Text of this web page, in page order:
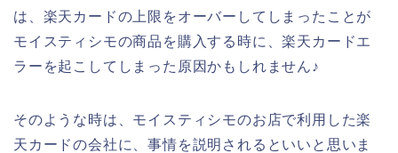
は、楽天カードの上限をオーバーしてしまったことが
モイスティシモの商品を購入する時に、楽天カードエ
ラーを起こしてしまった原因かもしれません♪
そのような時は、モイスティシモのお店で利用した楽
天カードの会社に、事情を説明されるといいと思いま